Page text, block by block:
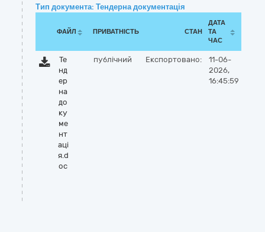
Тип документа: Тендерна документація
ФАЙЛ ПРИВАТНІСТЬ СТАН
ДАТА
ТА
ЧАС
Те
нд
ер
на
до
ку
ме
нт
аці
я.d
oc
публічний Експортовано:
11-06-
2026,
16:45:59